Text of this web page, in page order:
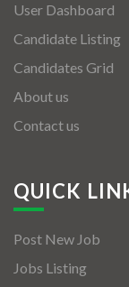
User Dashboard
Candidate Listing
Candidates Grid
About us
Contact us
QUICK
Post New Job
Jobs Listing